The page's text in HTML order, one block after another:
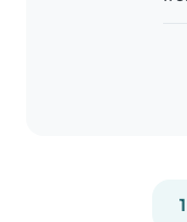
1